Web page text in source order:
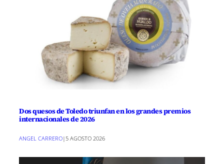
Dos quesos de Toledo triunfan en los grandes premios
internacionales de 2026
ANGEL CARRERO| 5 AGOSTO 2026